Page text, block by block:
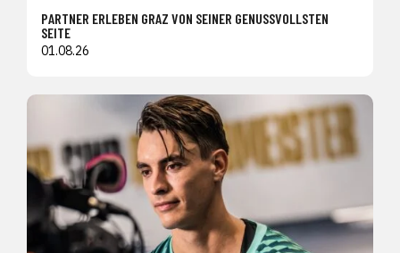
PARTNER ERLEBEN GRAZ VON SEINER GENUSSVOLLSTEN
SEITE
01.08.26